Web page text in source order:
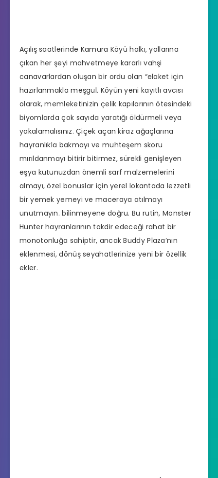
Açılış saatlerinde Kamura Köyü halkı, yollarına
çıkan her şeyi mahvetmeye kararlı vahşi
canavarlardan oluşan bir ordu olan “elaket için
hazırlanmakla meşgul. Köyün yeni kayıtlı avcısı
olarak, memleketinizin çelik kapılarının ötesindeki
biyomlarda çok sayıda yaratığı öldürmeli veya
yakalamalısınız. Çiçek açan kiraz ağaçlarına
hayranlıkla bakmayı ve muhteşem skoru
mırıldanmayı bitirir bitirmez, sürekli genişleyen
eşya kutunuzdan önemli sarf malzemelerini
almayı, özel bonuslar için yerel lokantada lezzetli
bir yemek yemeyi ve maceraya atılmayı
unutmayın. bilinmeyene doğru. Bu rutin, Monster
Hunter hayranlarının takdir edeceği rahat bir
monotonluğa sahiptir, ancak Buddy Plaza’nın
eklenmesi, dönüş seyahatlerinize yeni bir özellik
ekler.